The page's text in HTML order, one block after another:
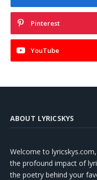
Pinterest
YouTube
ABOUT LYRICSKYS
Welcome to
the profound impact of
the poetry behind your